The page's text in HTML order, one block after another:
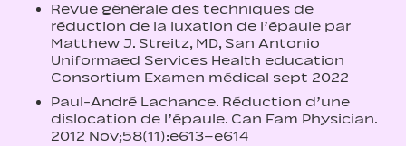
Revue générale des techniques de
réduction de la luxation de l’épaule par
Matthew J. Streitz, MD, San Antonio
Uniformaed Services Health education
Consortium Examen médical sept 2022
Paul-André Lachance. Réduction d’une
dislocation de l’épaule. Can Fam Physician.
2012 Nov;58(11):e613–e614